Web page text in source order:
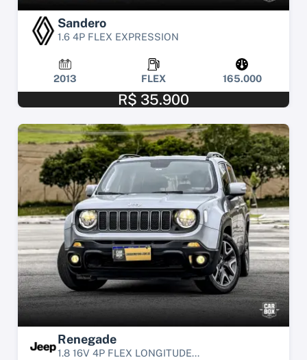
Sandero
1.6 4P FLEX EXPRESSION
2013 FLEX 165.000
R$ 35.900
Renegade
1.8 16V 4P FLEX LONGITUDE...